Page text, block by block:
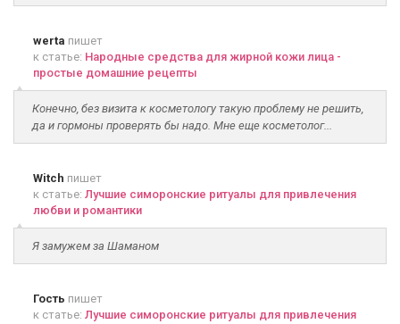
werta пишет
к статье: Народные средства для жирной кожи лица -
простые домашние рецепты
Конечно, без визита к косметологу такую проблему не решить,
да и гормоны проверять бы надо. Мне еще косметолог...
Witch пишет
к статье: Лучшие симоронские ритуалы для привлечения
любви и романтики
Я замужем за Шаманом
Гость пишет
к статье: Лучшие симоронские ритуалы для привлечения